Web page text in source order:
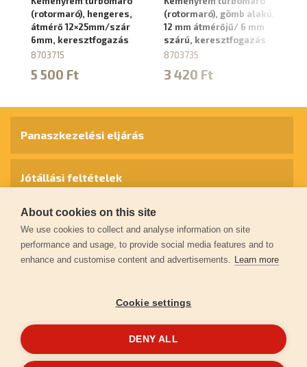
(rotormaró), hengeres,
átmérő 12×25mm/szár
6mm, keresztfogazás
8703715
5 500 Ft
(rotormaró), gömb alakú,
12 mm átmérőjű/ 6 mm
szárú, keresztfogazás
8703735
3 420 Ft
© 2026extol.hu- Minden jog fenntartva
Panaszkezelési eljárás
Jótállási feltételek
Személyes adatok védelme
Kapcsolat
Garancia regisztráció
About cookies on this site
We use cookies to collect and analyse information on site
performance and usage, to provide social media features and to
enhance and customise content and advertisements. Learn more
Cookie settings
DENY ALL